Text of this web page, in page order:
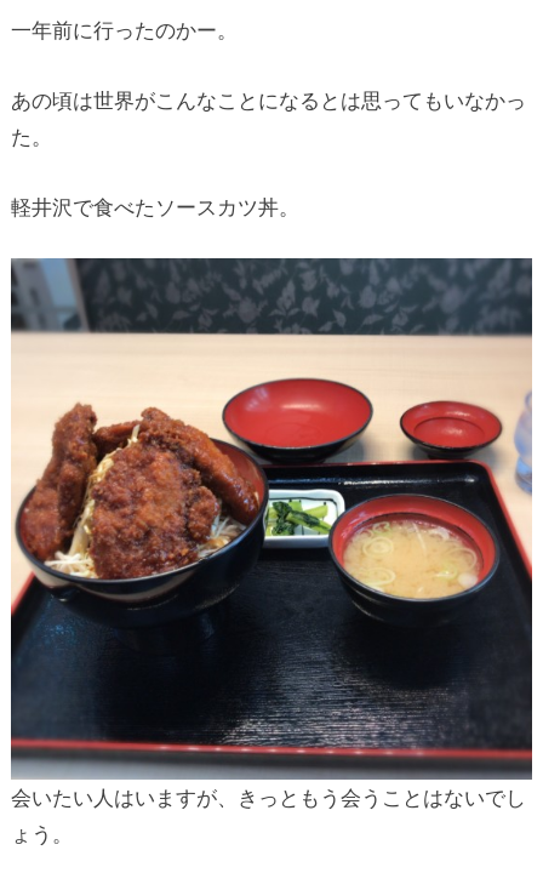
一年前に行ったのかー。
あの頃は世界がこんなことになるとは思ってもいなかっ
た。
軽井沢で食べたソースカツ丼。
会いたい人はいますが、きっともう会うことはないでし
ょう。